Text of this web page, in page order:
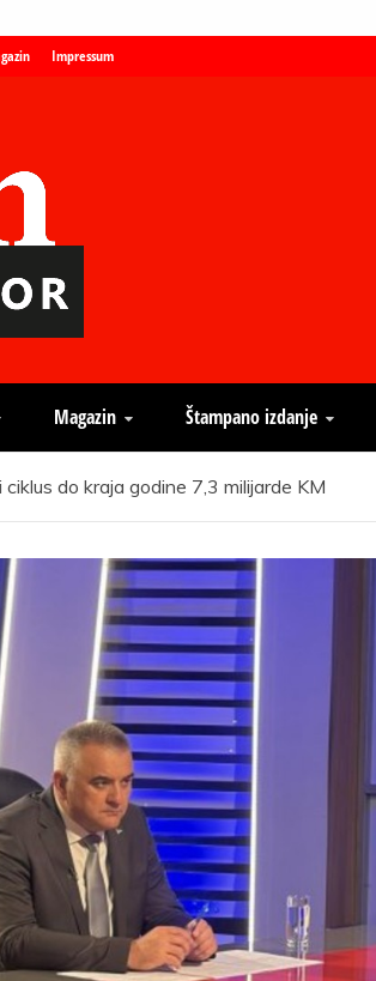
Impressum
Magazin Štampano izdanje
do kraja godine 7,3 milijarde KM